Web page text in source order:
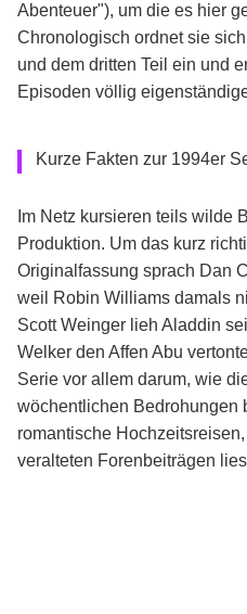
Abenteuer"), um die es hier
Chronologisch ordnet sie
und dem dritten Teil ein und
Episoden völlig
Kurze Fakten zur 1994er
Im Netz kursieren teils wilde
Produktion. Um das kurz
Originalfassung sprach Dan
weil Robin Williams damals
Scott Weinger lieh Aladdin
Welker den Affen Abu
Serie vor allem darum, wie
wöchentlichen Bedrohungen
romantische
veralteten Forenbeiträgen